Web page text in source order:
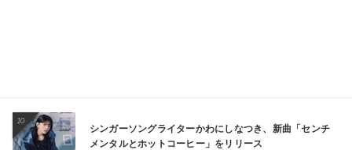
10
シンガーソングライターかわにしなつき、新曲「センチ
メンタルとホットコーヒー」をリリース